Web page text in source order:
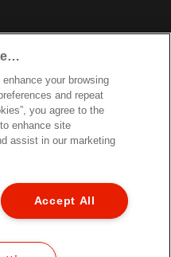
Reserved.
your browsing
and repeat
you agree to the
enhance site
assist in our marketing
Accept All